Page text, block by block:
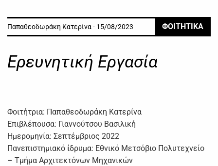
Παπαθεοδωράκη Κατερίνα - 15/08/2023 ΦΟΙΤΗΤΙΚΑ
Ερευνητική Εργασία
Φοιτήτρια: Παπαθεοδωράκη Κατερίνα
Επιβλέπουσα: Γιαννούτσου Βασιλική
Ημερομηνία: Σεπτέμβριος 2022
Πανεπιστημιακό ίδρυμα: Εθνικό Μετσόβιο Πολυτεχνείο
– Τμήμα Αρχιτεκτόνων Μηχανικών